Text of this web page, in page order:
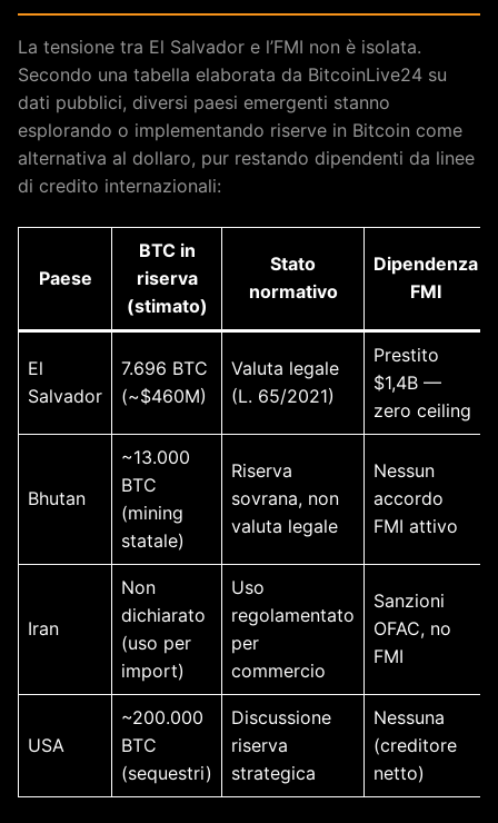
La tensione tra El Salvador e l’FMI non è isolata.
Secondo una tabella elaborata da BitcoinLive24 su
dati pubblici, diversi paesi emergenti stanno
esplorando o implementando riserve in Bitcoin come
alternativa al dollaro, pur restando dipendenti da linee
di credito internazionali:
Paese
BTC in
riserva
(stimato)
Stato
normativo
Dipendenza
FMI
El
Salvador
7.696 BTC
(~$460M)
Valuta legale
(L. 65/2021)
Prestito
$1,4B —
zero ceiling
Bhutan
~13.000
BTC
(mining
statale)
Riserva
sovrana, non
valuta legale
Nessun
accordo
FMI attivo
Iran
Non
dichiarato
(uso per
import)
Uso
regolamentato
per
commercio
Sanzioni
OFAC, no
FMI
USA
~200.000
BTC
(sequestri)
Discussione
riserva
strategica
Nessuna
(creditore
netto)